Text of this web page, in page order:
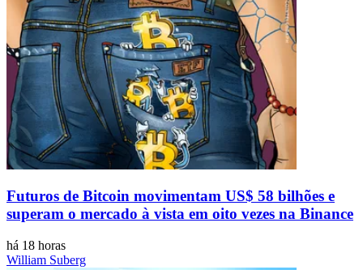
Futuros de Bitcoin movimentam US$ 58 bilhões e
superam o mercado à vista em oito vezes na Binance
há 18 horas
William Suberg